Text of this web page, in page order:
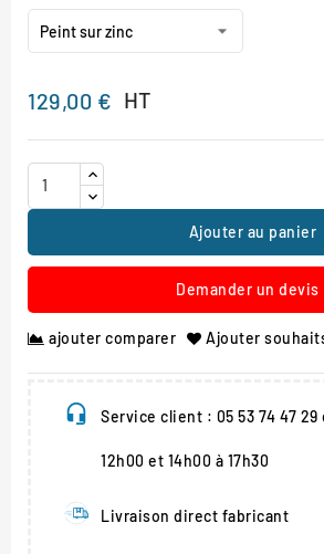
129,00 € HT
Ajouter au panier
Demander un devis
ajouter comparer Ajouter
Service client : 05 53 74 47 29
12h00 et 14h00 à 17h30
Livraison direct fabricant